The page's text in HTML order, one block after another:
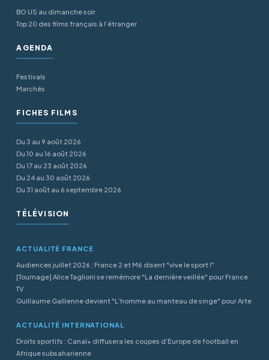
BO US au dimanche soir
Top 20 des films français à l’étranger
AGENDA
Festivals
Marchés
FICHES FILMS
Du 3 au 9 août 2026
Du 10 au 16 août 2026
Du 17 au 23 août 2026
Du 24 au 30 août 2026
Du 31 août au 6 septembre 2026
TÉLÉVISION
ACTUALITÉ FRANCE
Audiences juillet 2026 : France 2 et M6 disent "vive le sport !"
[Tournage] Alice Taglioni se remémore "La dernière veillée" pour France
TV
Guillaume Gallienne devient "L’homme au manteau de singe" pour Arte
ACTUALITÉ INTERNATIONAL
Droits sportifs : Canal+ diffusera les coupes d’Europe de football en
Afrique subsaharienne